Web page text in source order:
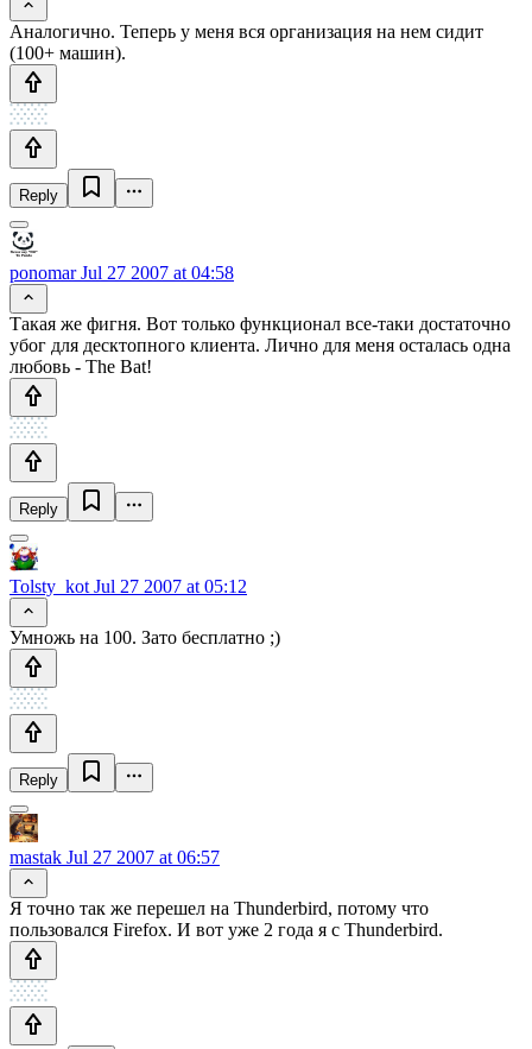
Аналогично. Теперь у меня вся организация на нем сидит
(100+ машин).
Reply
ponomarJul 27 2007 at 04:58
Такая же фигня. Вот только функционал все-таки достаточно
убог для десктопного клиента. Лично для меня осталась одна
любовь - The Bat!
Reply
Tolsty_kot Jul 27 2007 at 05:12
Умножь на 100. Зато бесплатно ;)
Reply
mastak Jul 27 2007 at 06:57
Я точно так же перешел на Thunderbird, потому что
пользовался Firefox. И вот уже 2 года я с Thunderbird.